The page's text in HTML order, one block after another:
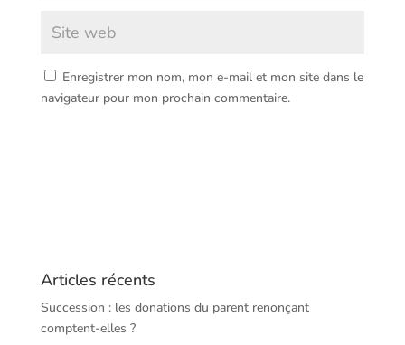
Enregistrer mon nom, mon e-mail et mon site dans le
navigateur pour mon prochain commentaire.
Articles récents
Succession : les donations du parent renonçant
comptent-elles ?